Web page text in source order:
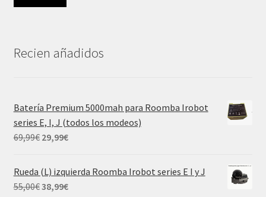
Recien añadidos
Batería Premium 5000mah para Roomba Irobot
series E, I, J (todos los modeos)
69,99€ El
original
era:
29,99€El
actual
es:
Rueda (L) izquierda Roomba Irobot series E I y J
55,00€El
38,99€El